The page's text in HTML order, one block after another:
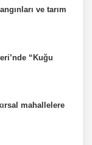
ve tarım
“Kuğu
mahallelere